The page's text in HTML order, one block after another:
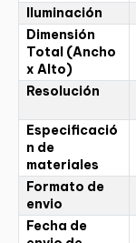
Iluminación
Dimensión
Total (Ancho
x Alto)
Resolución
Especificació
n de
materiales
Formato de
envio
Fecha de